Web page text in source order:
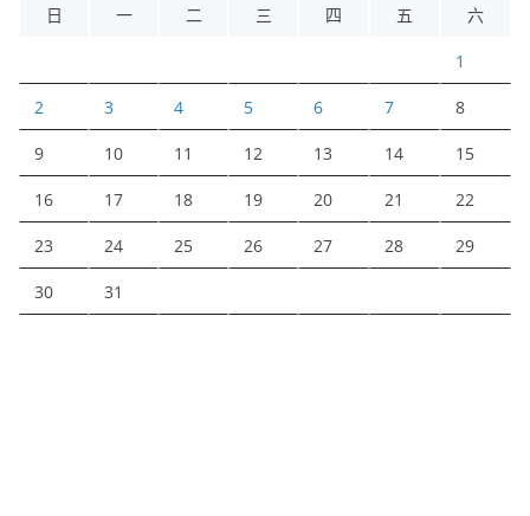
日
一 二 三 四 五 六
1
2 3 4 5 6 7 8
9 10 11 12 13 14 15
16 17 18 19 20 21 22
23 24 25 26 27 28 29
30 31